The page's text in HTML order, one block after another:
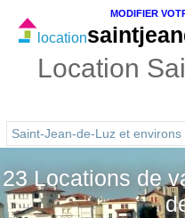
Location
Saint-Jean-de-Luz et environs
location
23 Locations de
MODIFIER